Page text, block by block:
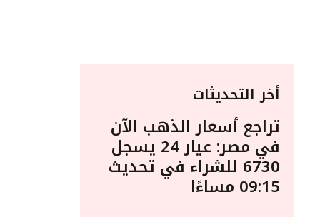
أخر التحديثات
تراجع أسعار الذهب الآن
في مصر: عيار 24 يسجل
6730 للشراء في تحديث
09:15 مساءًا